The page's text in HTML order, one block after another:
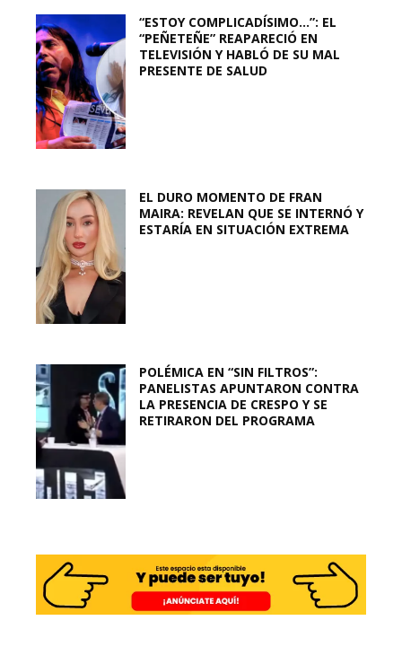
“ESTOY COMPLICADÍSIMO…”: EL
“PEÑETEÑE” REAPARECIÓ EN
TELEVISIÓN Y HABLÓ DE SU MAL
PRESENTE DE SALUD
EL DURO MOMENTO DE FRAN
MAIRA: REVELAN QUE SE INTERNÓ Y
ESTARÍA EN SITUACIÓN EXTREMA
POLÉMICA EN “SIN FILTROS”:
PANELISTAS APUNTARON CONTRA
LA PRESENCIA DE CRESPO Y SE
RETIRARON DEL PROGRAMA